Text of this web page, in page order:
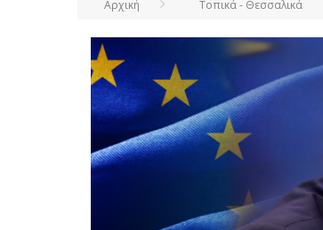
Αρχική Τοπικά - Θεσσαλικά